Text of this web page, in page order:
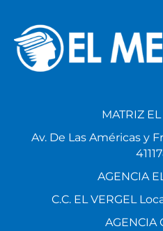
MATRIZ
Av. De Las Américas y
AGENCIA
C.C. EL VERGEL
AGENCIA